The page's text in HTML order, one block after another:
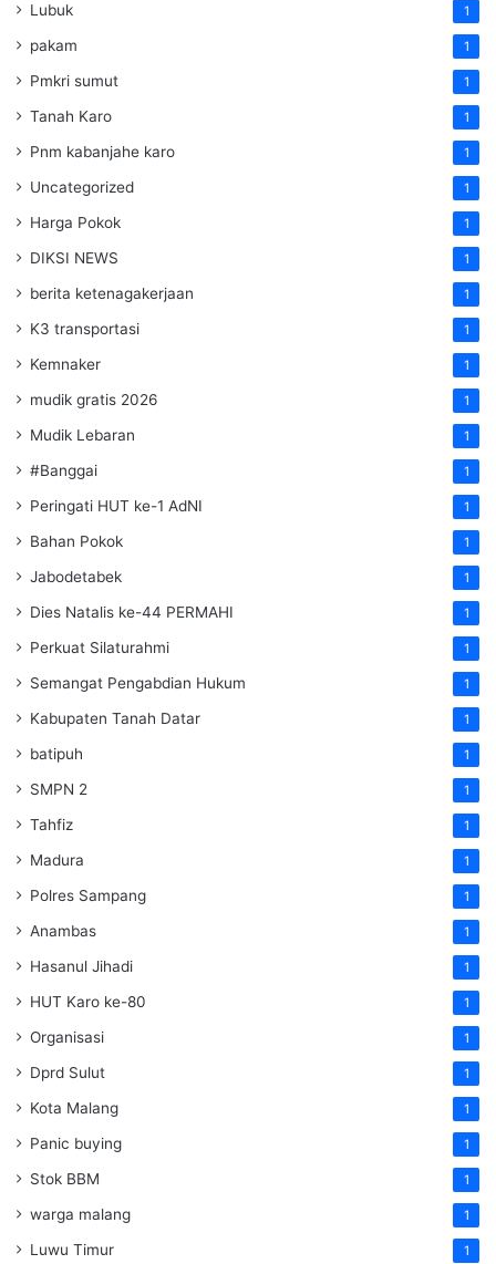
Lubuk 1
pakam 1
Pmkri sumut 1
Tanah Karo 1
Pnm kabanjahe karo 1
Uncategorized 1
Harga Pokok 1
DIKSI NEWS 1
berita ketenagakerjaan 1
K3 transportasi 1
Kemnaker 1
mudik gratis 2026 1
Mudik Lebaran 1
#Banggai 1
Peringati HUT ke-1 AdNI 1
Bahan Pokok 1
Jabodetabek 1
Dies Natalis ke-44 PERMAHI 1
Perkuat Silaturahmi 1
Semangat Pengabdian Hukum 1
Kabupaten Tanah Datar 1
batipuh 1
SMPN 2 1
Tahfiz 1
Madura 1
Polres Sampang 1
Anambas 1
Hasanul Jihadi 1
HUT Karo ke-80 1
Organisasi 1
Dprd Sulut 1
Kota Malang 1
Panic buying 1
Stok BBM 1
warga malang 1
Luwu Timur 1